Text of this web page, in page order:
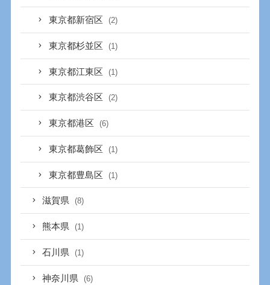
東京都新宿区 (2)
東京都杉並区 (1)
東京都江東区 (1)
東京都渋谷区 (2)
東京都港区 (6)
東京都葛飾区 (1)
東京都豊島区 (1)
滋賀県 (8)
熊本県 (1)
石川県 (1)
神奈川県 (6)